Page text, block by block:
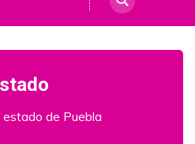
de Puebla